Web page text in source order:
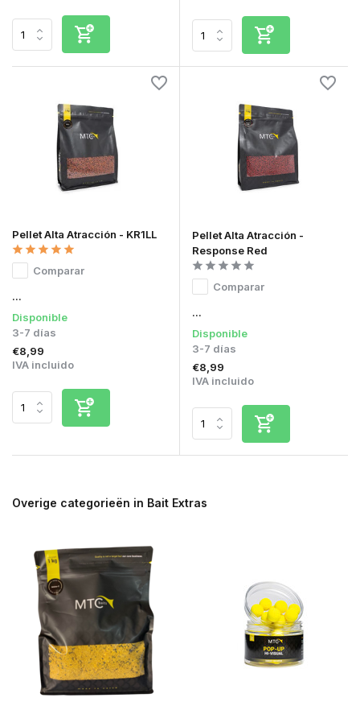
Pellet Alta Atracción - KR1LL
Comparar
...
Disponible
3-7 días
€8,99
IVA incluido
Pellet Alta Atracción -
Response Red
Comparar
...
Disponible
3-7 días
€8,99
IVA incluido
Overige categorieën in Bait Extras